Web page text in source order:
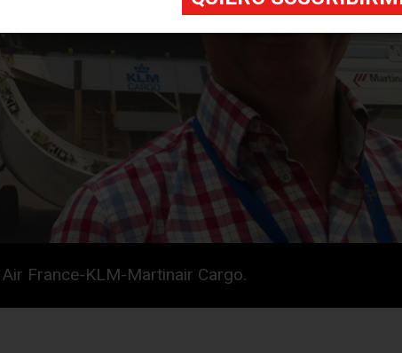
France-KLM-Martinair Cargo.